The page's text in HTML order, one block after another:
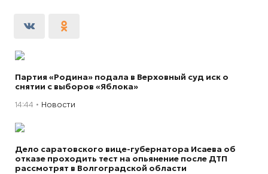
Партия «Родина» подала в Верховный суд иск о
снятии с выборов «Яблока»
14:44 Новости
Дело саратовского вице-губернатора Исаева об
отказе проходить тест на опьянение после ДТП
рассмотрят в Волгоградской области